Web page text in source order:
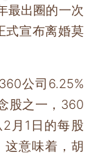
最出圈的一次
式宣布离婚莫
公司6.25%
股之一，360
月1日的每股
这意味着，胡